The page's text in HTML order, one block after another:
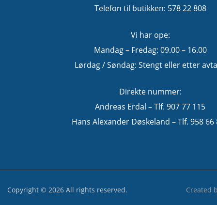
Telefon til butikken: 578 22 808
Vi har ope:
Mandag – Fredag: 09.00 – 16.00
Lørdag / Søndag: Stengt eller etter
Direkte nummer:
Andreas Erdal – Tlf. 907 77 115
Hans Alexander Døskeland – Tlf. 958 66
Copyright © 2026 All rights reserved. Created